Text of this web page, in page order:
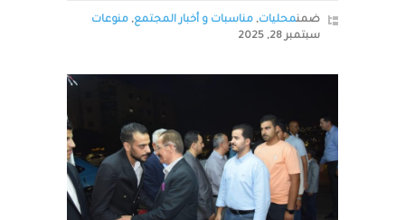
ضمنمحليات, مناسبات و أخبار المجتمع, منوعات
سبتمبر 28, 2025